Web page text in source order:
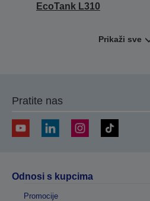
EcoTank L310
Prikaži sve
Pratite nas
Odnosi s kupcima
Promocije